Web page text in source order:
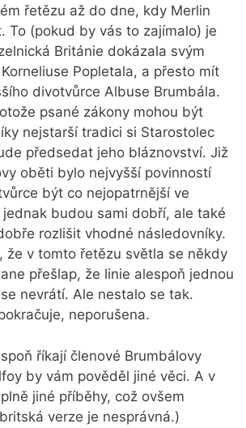
řetězu až do dne, kdy Merlin
To (pokud by vás to zajímalo) je
Británie dokázala svým
Popletala, a přesto mít
divotvůrce Albuse Brumbála.
psané zákony mohou být
nejstarší tradici si Starostolec
předsedat jeho bláznovství. Již
oběti bylo nejvyšší povinností
být co nejopatrnější ve
budou sami dobří, ale také
rozlišit vhodné následovníky.
že v tomto řetězu světla se někdy
přešlap, že linie alespoň jednou
nevrátí. Ale nestalo se tak.
neporušena.
říkají členové Brumbálovy
by vám pověděl jiné věci. A v
jiné příběhy, což ovšem
verze je nesprávná.)